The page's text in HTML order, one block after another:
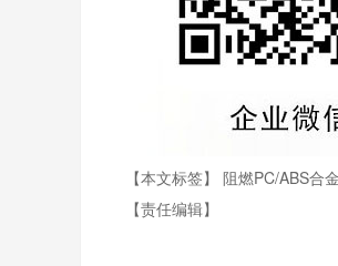
【本文标签】 阻燃PC/ABS合
【责任编辑】